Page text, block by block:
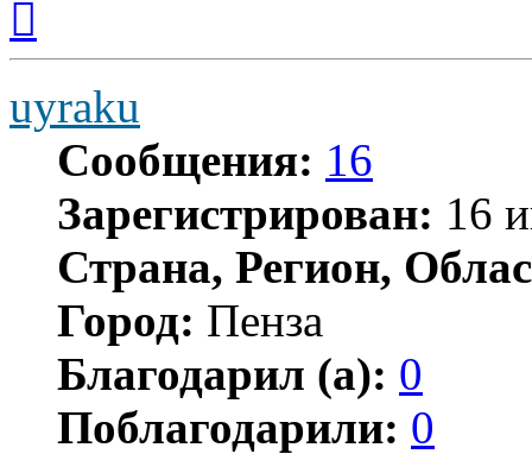
началу
uyraku
Сообщения: 16
Зарегистрирован: 16
Страна, Регион,
Город: Пенза
Благодарил (а): 0
Поблагодарили: 0